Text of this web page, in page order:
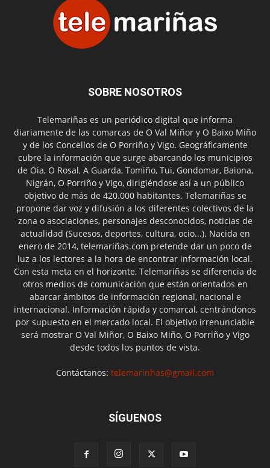
SOBRE NOSOTROS
Telemariñas es un periódico digital que informa
diariamente de las comarcas de O Val Miñor y O Baixo Miño
y de los Concellos de O Porriño y Vigo. Geográficamente
cubre la información que surge abarcando los municipios
de Oia, O Rosal, A Guarda, Tomiño, Tui, Gondomar, Baiona,
Nigrán, O Porriño y Vigo, dirigiéndose así a un público
objetivo de más de 420.000 habitantes. Telemariñas se
propone dar voz y difusión a los diferentes colectivos de la
zona o asociaciones, personajes desconocidos, noticias de
actualidad (Sucesos, deportes, cultura, ocio...). Nacida en
enero de 2014, telemariñas.com pretende dar un poco de
luz a los lectores a la hora de encontrar información local.
Con esta meta en el horizonte, Telemariñas se diferencia de
otros medios de comunicación que están orientados en
abarcar ámbitos de información regional, nacional e
internacional. Información rápida y comarcal, centrándonos
por supuesto en el mercado local. El objetivo irrenunciable
será mostrar O Val Miñor, O Baixo Miño, O Porriño y Vigo
desde todos los puntos de vista.
Contáctanos: telemarinhas@gmail.com
SÍGUENOS